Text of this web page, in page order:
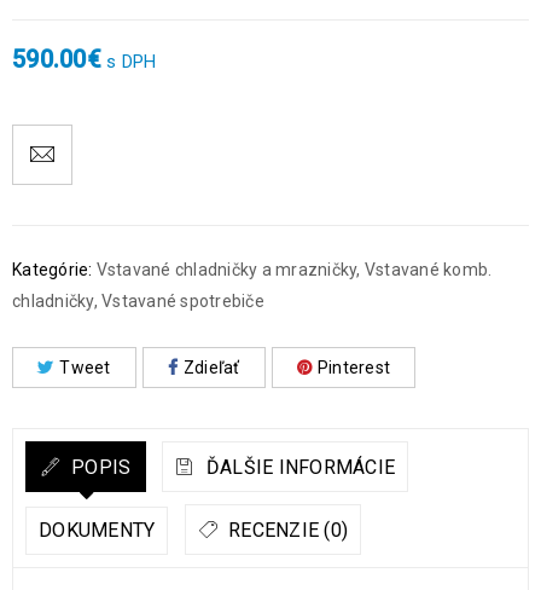
590.00€ s DPH
Kategórie: Vstavané chladničky a mrazničky, Vstavané komb.
chladničky, Vstavané spotrebiče
Tweet Zdieľať Pinterest
POPIS ĎALŠIE INFORMÁCIE
DOKUMENTY RECENZIE (0)